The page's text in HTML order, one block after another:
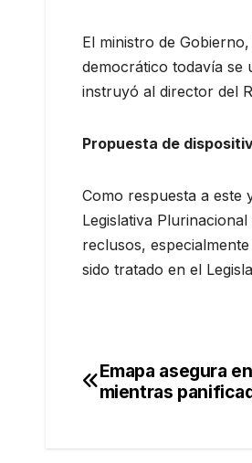
El ministro de
democrático todavía se
instruyó al director del
Propuesta de
Como respuesta a este
Legislativa
reclusos,
sido tratado en el
Navegación
Emapa asegura
mientras